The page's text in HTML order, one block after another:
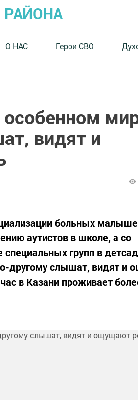
РАЙОНА
О НАС Герои СВО
видят и
больных
аутистов в школе, а со
групп в
другому слышат, видят и
в Казани проживает